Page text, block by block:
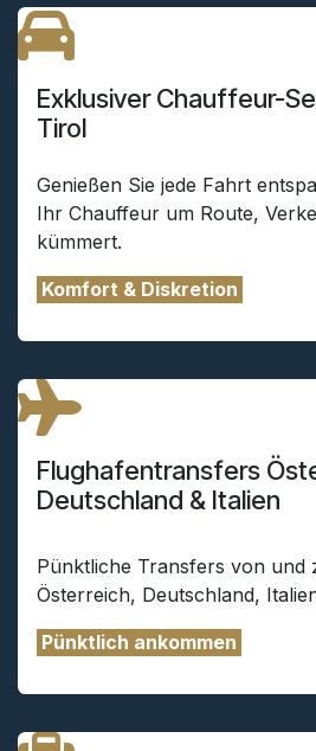
Exklusiver Chauffeur-
Tirol
Genießen Sie jede Fahrt
Ihr Chauffeur um Route,
kümmert.
Komfort & Diskretion
Flughafentransfers
Deutschland & Italien
Pünktliche Transfers von und
Österreich, Deutschland,
Pünktlich ankommen